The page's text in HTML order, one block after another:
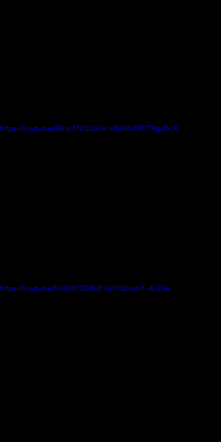
https://youtu.be/4BnjcTNCjCo?si=k5iHBsZXCTXgxDcR
https://youtu.be/Fo292CZDBuE?si=5q2cen4--ilj_LUe